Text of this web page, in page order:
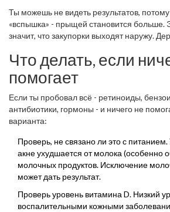
улучшения - прыщи вернутся через 2-4
«лечение», это управление. Как диабет
вылечил - ты контролируешь.
Ты можешь не видеть результатов,
«вспышка» - прыщей становится больше.
значит, что закупорки выходят наружу.
Что делать, если
помогает
Если ты пробовал всё - ретиноиды,
антибиотики, гормоны - и ничего не
варианта:
Проверь, не связано ли это с
акне ухудшается от молока (особенно
молочных продуктов. Исключение
может дать результат.
Проверь уровень витамина D. Низкий
воспалительными кожными